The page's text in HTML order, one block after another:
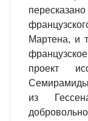
Мартена, и
проект
из